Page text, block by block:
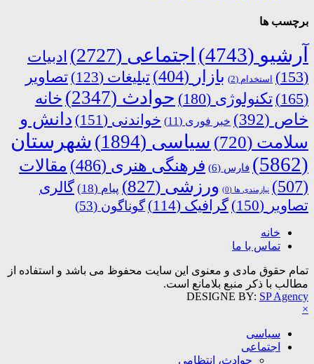
برچسب ها
آرشیو (4743) اجتماعی (2727)
ادبیات
(153)
استخدام (2) بازار (404) تبلیغات (123)
تصاویر
(165)
تکنولوژی (180) حوادث (2347)
خانه
خاص (392) خبر فوری (11) خواندنی (151)
دانش و
سلامت (720) سیاسی (1894)
شهرستان
(5862)
فارس (6) فرهنگی هنری (486)
مقالات
(507)
نیازمندی ها (0) ورزشی (827) پیام (18)
گالری
تصاویر (150) گرافیک (114) گوناگون (53)
خانه
تماس با ما
تمام حقوق مادی و معنوی این سایت محفوظ می باشد و استفاده از
مطالب با ذکر منبع بلامانع است.
DESIGNE BY: SP Agency
×
سیاسی
اجتماعی
حوادث، انتظامی